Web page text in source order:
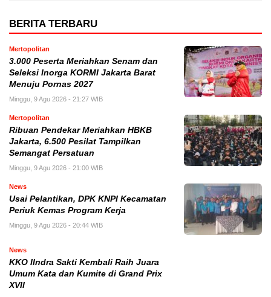
BERITA TERBARU
Mertopolitan
3.000 Peserta Meriahkan Senam dan
Seleksi Inorga KORMI Jakarta Barat
Menuju Pornas 2027
Minggu, 9 Agu 2026 - 21:27 WIB
Mertopolitan
Ribuan Pendekar Meriahkan HBKB
Jakarta, 6.500 Pesilat Tampilkan
Semangat Persatuan
Minggu, 9 Agu 2026 - 21:00 WIB
News
Usai Pelantikan, DPK KNPI Kecamatan
Periuk Kemas Program Kerja
Minggu, 9 Agu 2026 - 20:44 WIB
News
KKO IIndra Sakti Kembali Raih Juara
Umum Kata dan Kumite di Grand Prix
XVII